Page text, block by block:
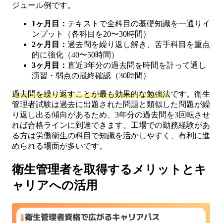
ジュール例です。
1ヶ月目： テキストで全科目の基礎知識を一通りイ
ンプット（各科目を20〜30時間）
2ヶ月目： 過去問を繰り返し解き、苦手科目を重点
的に強化（40〜50時間）
3ヶ月目： 直近3年分の過去問を時間を計って通し
演習・弱点の最終確認（30時間）
過去問を繰り返すことが最も効果的な勉強法です。衛生
管理者試験は過去に出題された問題と類似した問題が繰
り返し出る傾向があるため、3年分の過去問を3回転させ
れば合格ラインに到達できます。工場での勤務経験があ
る方は労働衛生の科目で知識を活かしやすく、有利に進
められる場面が多いです。
衛生管理者を取得するメリットとキ
ャリアへの活用